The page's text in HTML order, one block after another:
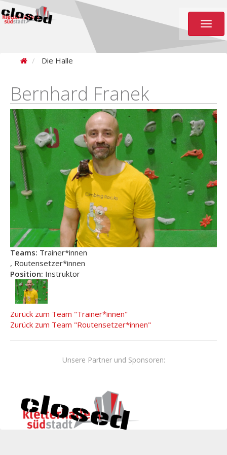
Die Halle
Bernhard Franek
Teams: Trainer*innen
, Routensetzer*innen
Position: Instruktor
Zurück zum Team "Trainer*innen"
Zurück zum Team "Routensetzer*innen"
Unsere Partner und Sponsoren: